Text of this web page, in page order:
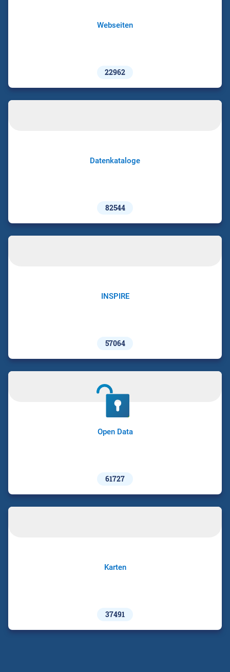
Webseiten
22962
Datenkataloge
82544
INSPIRE
57064
Open Data
61727
Karten
37491